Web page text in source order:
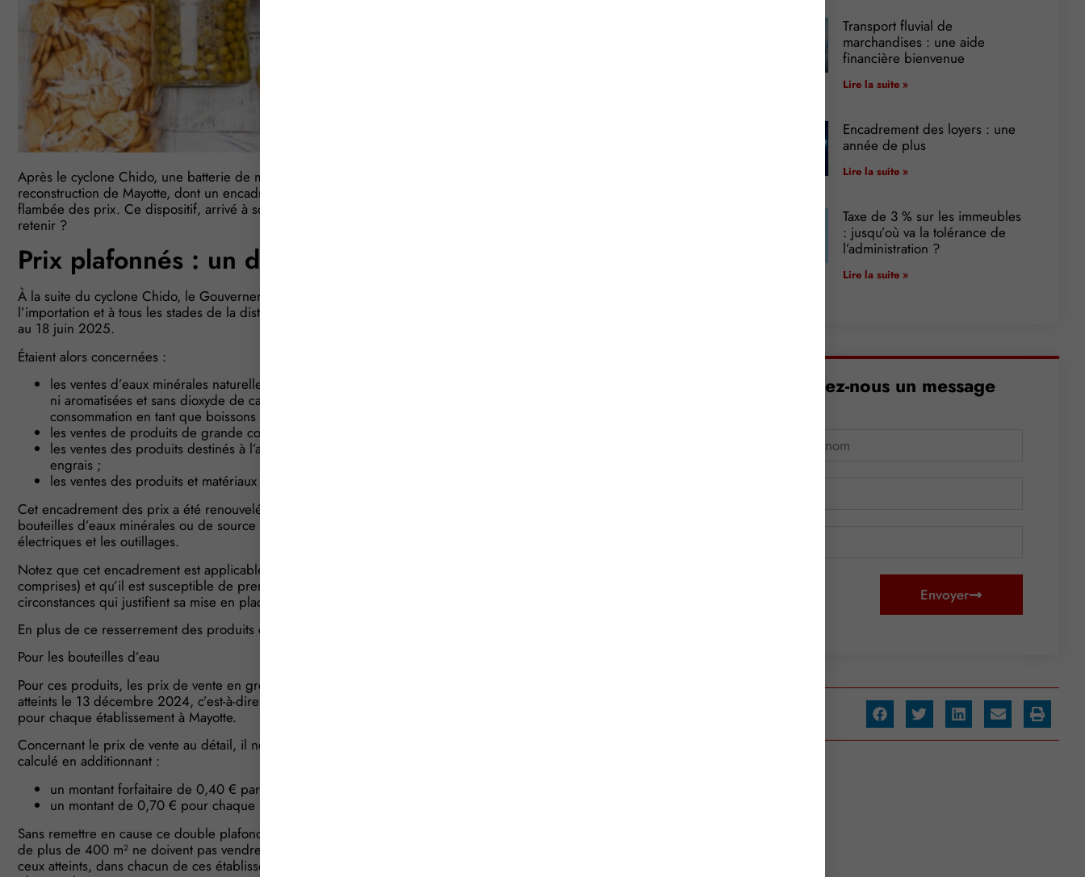
Après le cyclone Chido, une batterie de mesures, temporaires ou pérennes, a été prise pour soutenir la
reconstruction de Mayotte, dont un encadrement des prix de certains biens pour protéger les habitants d’une
flambée des prix. Ce dispositif, arrivé à son terme initialement prévu, a été prolongé et modifié. Que faut-il en
retenir ?
Prix plafonnés : un dispositif prolongé et resserré
À la suite du cyclone Chido, le Gouvernement avait encadré les prix de vente à la production, les marges à
l’importation et à tous les stades de la distribution de certains produits pour la période du 19 décembre 2024
au 18 juin 2025.
Étaient alors concernées :
les ventes d’eaux minérales naturelles ou de source non additionnées de sucre ou d’autres édulcorants
ni aromatisées et sans dioxyde de carbone, contenues dans des bouteilles en plastique et destinées à la
consommation en tant que boissons ;
les ventes de produits de grande consommation (nourriture, produits d’entretien et d’hygiène, etc.) ;
les ventes des produits destinés à l’alimentation animale, des produits de traitement des végétaux et des
engrais ;
les ventes des produits et matériaux de construction, de matériels électriques et d’outils.
Cet encadrement des prix a été renouvelé jusqu’au 31 décembre 2025, mais uniquement pour les ventes de
bouteilles d’eaux minérales ou de source ainsi que les produits et matériaux de construction, les matériels
électriques et les outillages.
Notez que cet encadrement est applicable indépendamment du mode de distribution (ventes en ligne
comprises) et qu’il est susceptible de prendre fin en tout ou partie avant le 31 décembre 2025 si les
circonstances qui justifient sa mise en place cessent.
En plus de ce resserrement des produits concernés, plusieurs précisions ont été apportées.
Pour les bouteilles d’eau
Pour ces produits, les prix de vente en gros, toutes taxes comprises, ne peuvent pas être supérieurs aux prix
atteints le 13 décembre 2024, c’est-à-dire avant le cyclone, ou, à défaut, à la date antérieure la plus proche,
pour chaque établissement à Mayotte.
Concernant le prix de vente au détail, il ne peut pas être supérieur, toutes taxes comprises, à un prix maximum
calculé en additionnant :
un montant forfaitaire de 0,40 € par bouteille ;
un montant de 0,70 € pour chaque litre d’eau contenu par la bouteille.
Sans remettre en cause ce double plafond, les établissements de commerce de détail d’une surface de vente
de plus de 400 m² ne doivent pas vendre de bouteilles d’eau à des prix supérieurs, toutes taxes comprises, à
ceux atteints, dans chacun de ces établissements, le 13 décembre 2024, ou, à défaut, à la date antérieure la
Transport fluvial de
marchandises : une aide
financière bienvenue
Lire la suite »
Encadrement des loyers : une
année de plus
Lire la suite »
Taxe de 3 % sur les immeubles
: jusqu’où va la tolérance de
l’administration ?
Lire la suite »
Envoyez-nous un message
Envoyer